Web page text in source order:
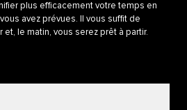
plus efficacement votre temps en
avez prévues. Il vous suffit de
le matin, vous serez prêt à partir.